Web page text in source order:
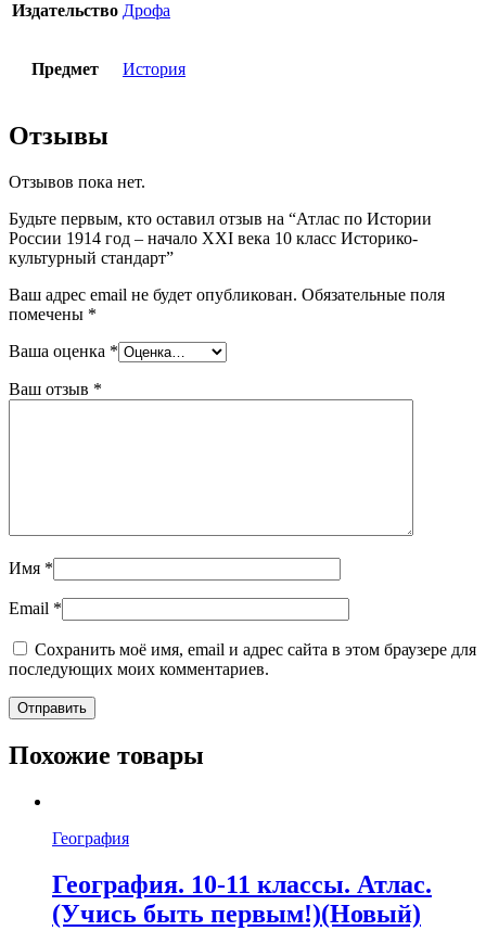
Издательство Дрофа
Предмет История
Отзывы
Отзывов пока нет.
Будьте первым, кто оставил отзыв на “Атлас по Истории
России 1914 год – начало XXI века 10 класс Историко-
культурный стандарт”
Ваш адрес email не будет опубликован. Обязательные поля
помечены *
Ваша оценка *
Ваш отзыв *
Имя *
Email *
Сохранить моё имя, email и адрес сайта в этом браузере для
последующих моих комментариев.
Похожие товары
География
География. 10-11 классы. Атлас.
(Учись быть первым!)(Новый)